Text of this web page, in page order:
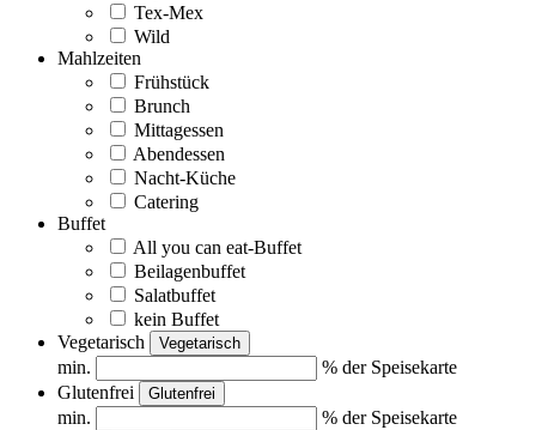
Tex-Mex
Wild
Mahlzeiten
Frühstück
Brunch
Mittagessen
Abendessen
Nacht-Küche
Catering
Buffet
All you can eat-Buffet
Beilagenbuffet
Salatbuffet
kein Buffet
Vegetarisch
Vegetarisch
min.
% der Speisekarte
Glutenfrei
Glutenfrei
min.
% der Speisekarte